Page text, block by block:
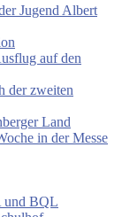
Jugend Albert
auf den
der zweiten
Land
in der Messe
und BQL